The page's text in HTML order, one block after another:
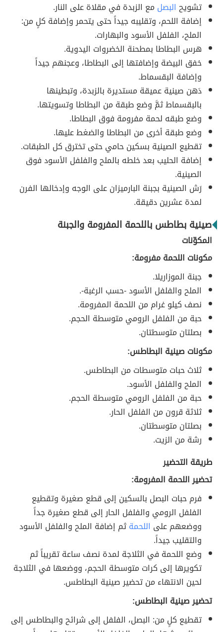
تشويح البصل مع الزبدة في مقلاة على النار.
إضافة اللحم، وتقليبه جيداً حتى يتحمر وإضافة كلٍ من:
الملح، الفلفل الأسود والبهارات.
هرس البطاطا بمطحنة الخضروات اليدوية.
خفق البيضة وإضافتها إلى البطاطا، وعجنهم جيداً
وإضافة البقسماط.
دَهن صينية عميقة مستديرة بالزبدة، وتبطينها
بالبقسماط ثمَّ وضع طبقة من البطاطا وتسويتها.
وضع طبقه لحمة مفرومة فوق البطاطا.
وضع طبقة أخرى من البطاطا والضغط عليها.
تقطيع الصينية بسكين حامي حتى تخترق كل الطبقات.
إضافة الحليب بعد خلطه بالملح والفلفل الأسود فوق
الصينية.
رَش الصينية بجبنة البارميزان على الوجه وإدخالها الفرن
لمدة عشرين دقيقة.
صينية بطاطس باللحمة المفرومة والجبنة
المكوّنات
مكونات اللحمة مفرومة:
جبنة الموزاريلا.
الملح والفلفل الأسود -حسب الرغبة-.
نصف كيلو غرام من اللحمة المفرومة.
حبة من الفلفل الرومي متوسطة الحجم.
بصلتان متوسطتان.
مكونات صينية البطاطس:
ثلاث حبات متوسطات من البطاطس.
الملح والفلفل الأسود.
حبة من الفلفل الرومي متوسطة الحجم.
ثلاثة قرون من الفلفل الحار.
بصلتان متوسطتان.
رشة من الزيت.
طريقة التحضير
تحضير اللحمة المفرومة:
فرم حبات البصل بالسكين إلى قطع صغيرة وتقطيع
الفلفل الرومي والفلفل الحار إلى قطع صغيرة جداً
ووضعهم على اللحمةثم إضافة الملح والفلفل الأسود
والتقليب جيداً.
وضع اللحمة في الثلاجة لمدة نصف ساعة تقريباً ثم
تكويرها إلى كرات متوسطة الحجم، ووضعها في الثلاجة
لحين الانتهاء من تحضير صينية البطاطس.
تحضير صينية البطاطس:
تقطيع كلٍ من: البصل، الفلفل إلى شرائح والبطاطس إلى